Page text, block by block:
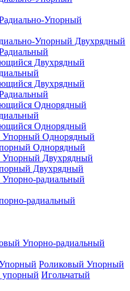
Упорный Двухрядный
Двухрядный
Однорядный
Однорядный
Двухрядный
радиальный
Упорно-радиальный
Роликовый Упорный
Игольчатый